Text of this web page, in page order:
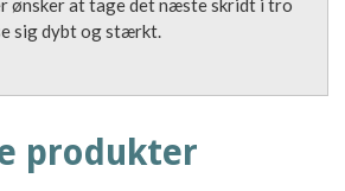
ønsker at tage det næste skridt i tro
sig dybt og stærkt.
produkter